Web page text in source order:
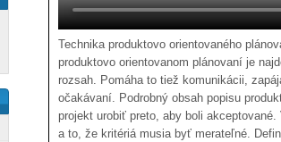
Technika produktovo orientovaného
produktovo orientovanom plánovaní je
rozsah. Pomáha to tiež komunikácii,
očakávaní. Podrobný obsah popisu
projekt urobiť preto, aby boli
a to, že kritériá musia byť merateľné.